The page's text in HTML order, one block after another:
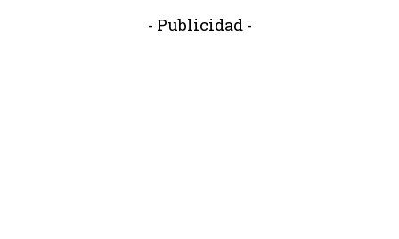
- Publicidad -